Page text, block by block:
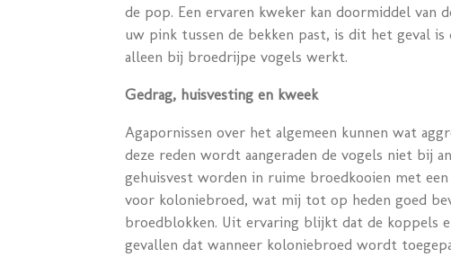
de pop. Een ervaren kweker kan doormiddel
uw pink tussen de bekken past, is dit het geval
alleen bij broedrijpe vogels werkt.
Gedrag, huisvesting en kweek
Agapornissen over het algemeen kunnen wat
deze reden wordt aangeraden de vogels niet bij
gehuisvest worden in ruime broedkooien met
voor koloniebroed, wat mij tot op heden goed
broedblokken. Uit ervaring blijkt dat de koppels
gevallen dat wanneer koloniebroed wordt